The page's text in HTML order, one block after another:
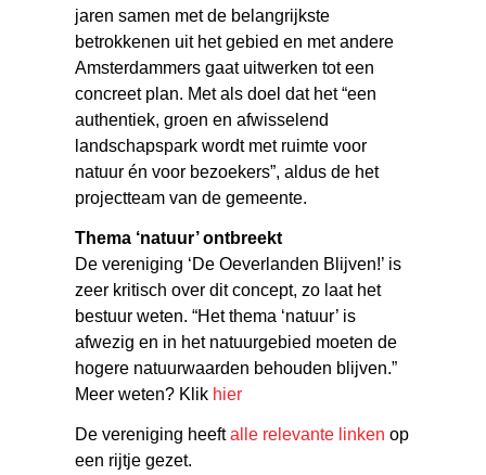
jaren samen met de belangrijkste
betrokkenen uit het gebied en met andere
Amsterdammers gaat uitwerken tot een
concreet plan. Met als doel dat het “een
authentiek, groen en afwisselend
landschapspark wordt met ruimte voor
natuur én voor bezoekers”, aldus de het
projectteam van de gemeente.
Thema ‘natuur’ ontbreekt
De vereniging ‘De Oeverlanden Blijven!’ is
zeer kritisch over dit concept, zo laat het
bestuur weten. “Het thema ‘natuur’ is
afwezig en in het natuurgebied moeten de
hogere natuurwaarden behouden blijven.”
Meer weten? Klik hier
De vereniging heeftalle relevante linken op
een rijtje gezet.